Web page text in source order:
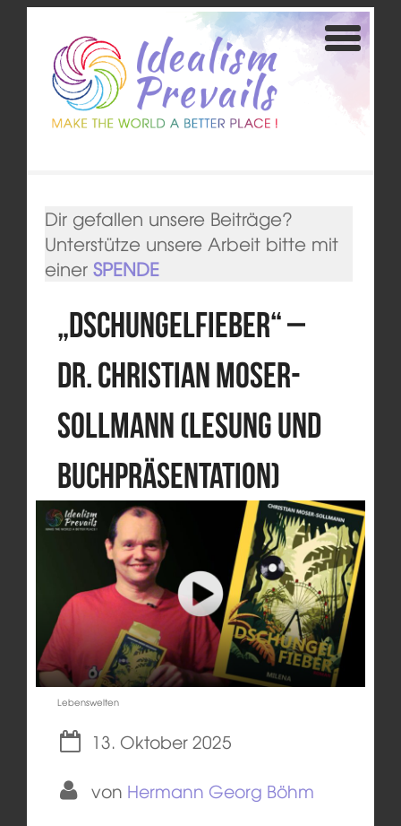
Dir gefallen unsere Beiträge?
Unterstütze unsere Arbeit bitte mit
einer SPENDE
„Dschungelfieber“ –
Dr. Christian Moser-
Sollmann (Lesung und
Buchpräsentation)
Lebenswelten
13. Oktober 2025
von Hermann Georg Böhm